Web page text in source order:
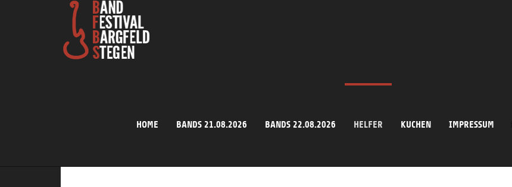
HOME BANDS 21.08.2026 BANDS 22.08.2026 HELFER KUCHEN IMPRESSUM